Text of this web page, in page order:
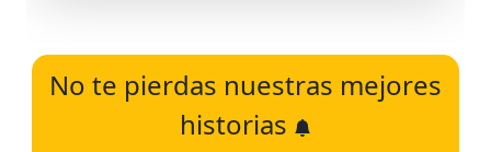
No te pierdas nuestras mejores
historias